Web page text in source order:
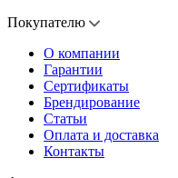
Покупателю
О компании
Гарантии
Сертификаты
Брендирование
Статьи
Оплата и доставка
Контакты